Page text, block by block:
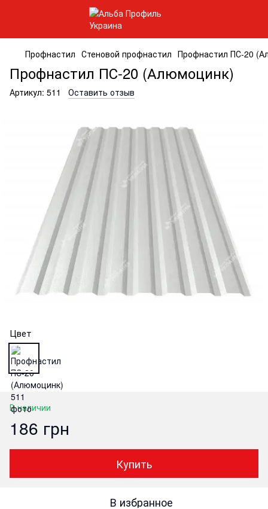
Профнастил Стеновой профнастил Профнастил ПС-20
Профнастил ПС-20 (Алюмоцинк)
Артикул: 511 Оставить отзыв
Цвет
В наличии
186 грн
Купить
В избранное